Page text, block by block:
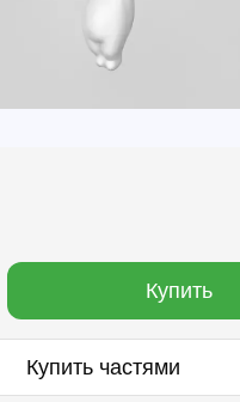
Купить
Купить частями